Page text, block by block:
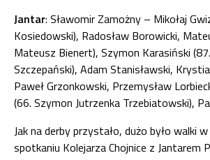
Jantar: Sławomir Zamożny – Mikołaj
Kosiedowski), Radosław Borowicki,
Mateusz Bienert), Szymon Karasiński
Szczepański), Adam Stanisławski,
Paweł Grzonkowski, Przemysław
(66. Szymon Jutrzenka Trzebiatowski),
Jak na derby przystało, dużo było walki
spotkaniu Kolejarza Chojnice z Jantarem